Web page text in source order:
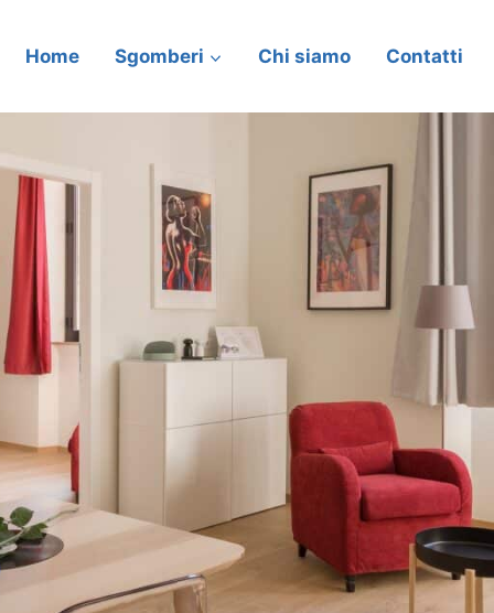
Home Sgomberi Chi siamo Contatti